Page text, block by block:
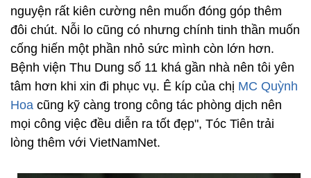
nguyện rất kiên cường nên muốn đóng góp thêm
đôi chút. Nỗi lo cũng có nhưng chính tinh thần muốn
cống hiến một phần nhỏ sức mình còn lớn hơn.
Bệnh viện Thu Dung số 11 khá gần nhà nên tôi yên
tâm hơn khi xin đi phục vụ. Ê kíp của chị MC Quỳnh
Hoa cũng kỹ càng trong công tác phòng dịch nên
mọi công việc đều diễn ra tốt đẹp", Tóc Tiên trải
lòng thêm với VietNamNet.